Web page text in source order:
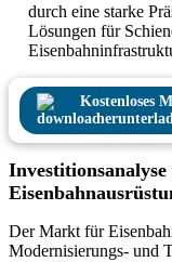
durch eine starke
Lösungen für
Kostenloses
Der Markt für
Modernisierungs- und